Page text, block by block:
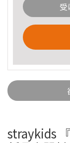
受
straykids